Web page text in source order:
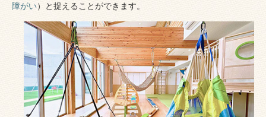
障がい）と捉えることができます。